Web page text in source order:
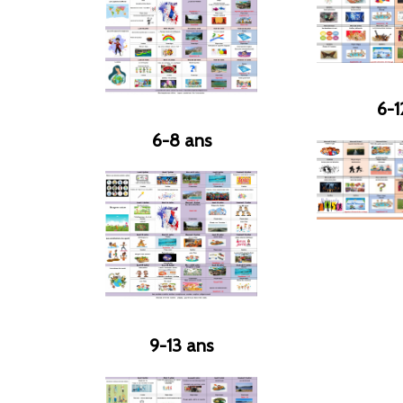
6-8 ans
9-13 ans
6-